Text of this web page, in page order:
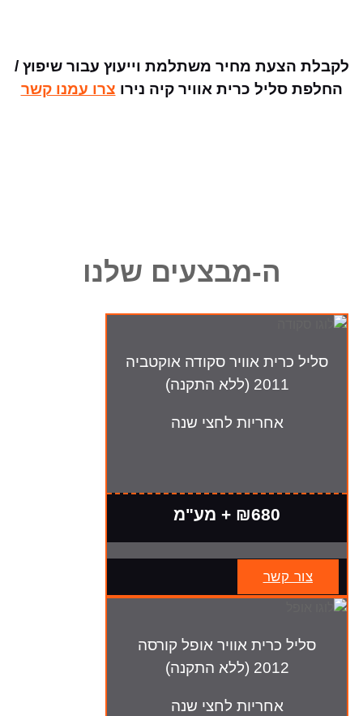
לקבלת הצעת מחיר משתלמת וייעוץ עבור שיפוץ /
החלפת סליל כרית אוויר קיה נירו צרו עמנו קשר
ה-מבצעים שלנו
סליל כרית אוויר סקודה אוקטביה
2011 (ללא התקנה)
אחריות לחצי שנה
₪680 + מע"מ
צור קשר
סליל כרית אוויר אופל קורסה
2012 (ללא התקנה)
אחריות לחצי שנה